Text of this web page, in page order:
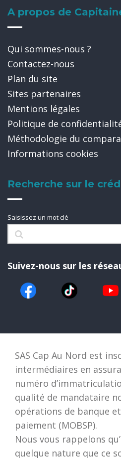
A propos de
Qui sommes-nous ?
Contactez-nous
Plan du site
Sites partenaires
Mentions légales
Politique de
Méthodologie du
Informations cookies
Recherche sur le
Saisissez un mot clé
Suivez-nous sur les
SAS Cap Au Nord est
intermédiaires en
numéro
qualité de mandataire
opérations de banque
paiement (MOBSP).
Nous vous rappelons
quelque nature que ce